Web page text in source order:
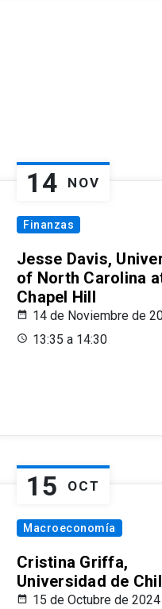
14 NOV
Finanzas
Jesse Davis,
of North Carolina
Chapel Hill
14 de Noviembre de
13:35 a 14:30
15 OCT
Macroeconomía
Cristina Griffa,
Universidad de
15 de Octubre de 2024